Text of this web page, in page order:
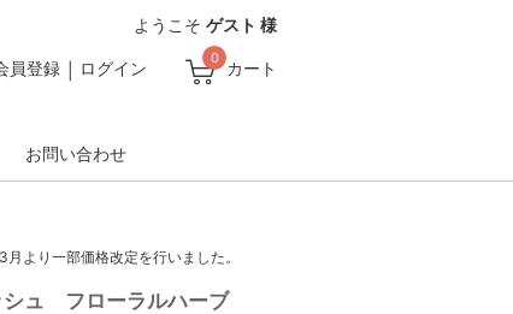
ようこそ ゲスト 様
員登録 ログイン カート
0
お問い合わせ
より一部価格改定を行いました。
ュ フローラルハーブ